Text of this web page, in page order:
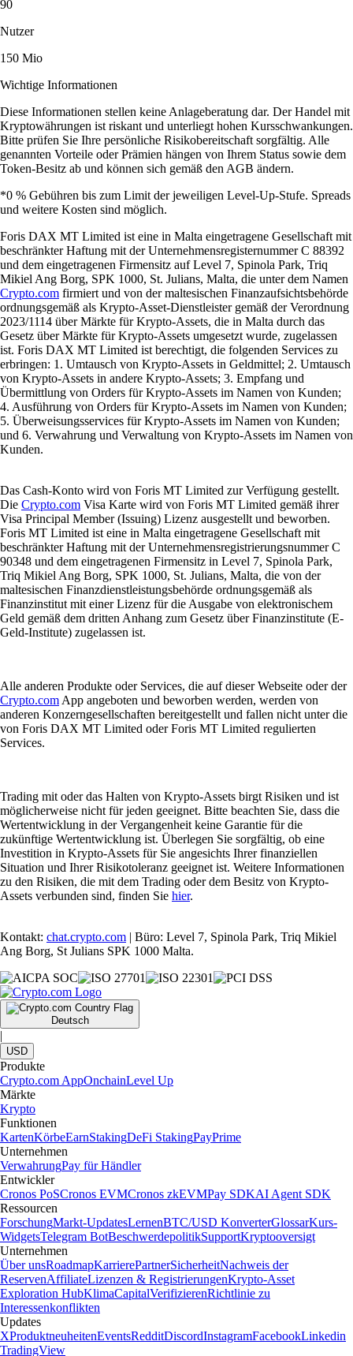
90
Nutzer
150 Mio
Wichtige Informationen
Diese Informationen stellen keine Anlageberatung dar. Der Handel mit
Kryptowährungen ist riskant und unterliegt hohen Kursschwankungen.
Bitte prüfen Sie Ihre persönliche Risikobereitschaft sorgfältig. Alle
genannten Vorteile oder Prämien hängen von Ihrem Status sowie dem
Token-Besitz ab und können sich gemäß den AGB ändern.
*0 % Gebühren bis zum Limit der jeweiligen Level-Up-Stufe. Spreads
und weitere Kosten sind möglich.
Foris DAX MT Limited ist eine in Malta eingetragene Gesellschaft mit
beschränkter Haftung mit der Unternehmensregisternummer C 88392
und dem eingetragenen Firmensitz auf Level 7, Spinola Park, Triq
Mikiel Ang Borg, SPK 1000, St. Julians, Malta, die unter dem Namen
Crypto.com firmiert und von der maltesischen Finanzaufsichtsbehörde
ordnungsgemäß als Krypto-Asset-Dienstleister gemäß der Verordnung
2023/1114 über Märkte für Krypto-Assets, die in Malta durch das
Gesetz über Märkte für Krypto-Assets umgesetzt wurde, zugelassen
ist. Foris DAX MT Limited ist berechtigt, die folgenden Services zu
erbringen: 1. Umtausch von Krypto-Assets in Geldmittel; 2. Umtausch
von Krypto-Assets in andere Krypto-Assets; 3. Empfang und
Übermittlung von Orders für Krypto-Assets im Namen von Kunden;
4. Ausführung von Orders für Krypto-Assets im Namen von Kunden;
5. Überweisungsservices für Krypto-Assets im Namen von Kunden;
und 6. Verwahrung und Verwaltung von Krypto-Assets im Namen von
Kunden.
Das Cash-Konto wird von Foris MT Limited zur Verfügung gestellt.
Die Crypto.com Visa Karte wird von Foris MT Limited gemäß ihrer
Visa Principal Member (Issuing) Lizenz ausgestellt und beworben.
Foris MT Limited ist eine in Malta eingetragene Gesellschaft mit
beschränkter Haftung mit der Unternehmensregistrierungsnummer C
90348 und dem eingetragenen Firmensitz in Level 7, Spinola Park,
Triq Mikiel Ang Borg, SPK 1000, St. Julians, Malta, die von der
maltesischen Finanzdienstleistungsbehörde ordnungsgemäß als
Finanzinstitut mit einer Lizenz für die Ausgabe von elektronischem
Geld gemäß dem dritten Anhang zum Gesetz über Finanzinstitute (E-
Geld-Institute) zugelassen ist.
Alle anderen Produkte oder Services, die auf dieser Webseite oder der
Crypto.com App angeboten und beworben werden, werden von
anderen Konzerngesellschaften bereitgestellt und fallen nicht unter die
von Foris DAX MT Limited oder Foris MT Limited regulierten
Services.
Trading mit oder das Halten von Krypto-Assets birgt Risiken und ist
möglicherweise nicht für jeden geeignet. Bitte beachten Sie, dass die
Wertentwicklung in der Vergangenheit keine Garantie für die
zukünftige Wertentwicklung ist. Überlegen Sie sorgfältig, ob eine
Investition in Krypto-Assets für Sie angesichts Ihrer finanziellen
Situation und Ihrer Risikotoleranz geeignet ist. Weitere Informationen
zu den Risiken, die mit dem Trading oder dem Besitz von Krypto-
Assets verbunden sind, finden Sie hier.
Kontakt: chat.crypto.com | Büro: Level 7, Spinola Park, Triq Mikiel
Ang Borg, St Julians SPK 1000 Malta.
Deutsch
|
USD
Produkte
Crypto.com AppOnchainLevel Up
Märkte
Krypto
Funktionen
KartenKörbeEarnStakingDeFi StakingPayPrime
Unternehmen
VerwahrungPay für Händler
Entwickler
Cronos PoSCronos EVMCronos zkEVMPay SDKAI Agent SDK
Ressourcen
ForschungMarkt-UpdatesLernenBTC/USD KonverterGlossarKurs-
WidgetsTelegram BotBeschwerdepolitikSupportKryptooversigt
Unternehmen
Über unsRoadmapKarrierePartnerSicherheitNachweis der
ReservenAffiliateLizenzen & RegistrierungenKrypto-Asset
Exploration HubKlimaCapitalVerifizierenRichtlinie zu
Interessenkonflikten
Updates
XProduktneuheitenEventsRedditDiscordInstagramFacebookLinkedin
TradingView